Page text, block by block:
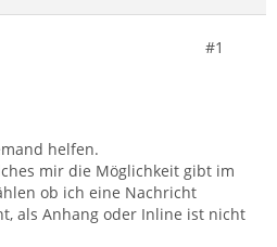
#1
helfen.
mir die Möglichkeit gibt im
ob ich eine Nachricht
als Anhang oder Inline ist nicht